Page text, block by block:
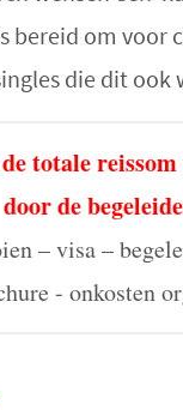
bereid om voor
die dit ook
totale
door de
– visa –
- onkosten